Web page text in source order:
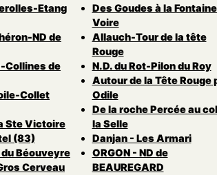
Etang
ND de
Collines de
Collet
Ste Victoire
(83)
Béouveyre
Cerveau
Des Goudes à la
Voire
Allauch-Tour de la tête
Rouge
N.D. du Rot-Pilon du Roy
Autour de la Tête Rouge
Odile
De la roche Percée au
la Selle
Danjan - Les Armari
ORGON - ND de
BEAUREGARD